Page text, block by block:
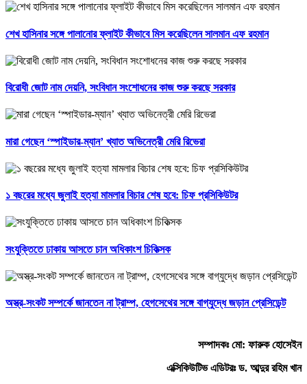
শেখ হাসিনার সঙ্গে পালানোর ফ্লাইট কীভাবে মিস করেছিলেন সালমান এফ রহমান
বিরোধী জোট নাম দেয়নি, সংবিধান সংশোধনের কাজ শুরু করছে সরকার
মারা গেছেন ‘স্পাইডার-ম্যান’ খ্যাত অভিনেত্রী মেরি রিভেরা
১ বছরের মধ্যে জুলাই হত্যা মামলার বিচার শেষ হবে: চিফ প্রসিকিউটর
সংযুক্তিতে ঢাকায় আসতে চান অধিকাংশ চিকিত্সক
অস্ত্র-সংকট সম্পর্কে জানতেন না ট্রাম্প, হেগসেথের সঙ্গে বাগ্‌যুদ্ধে জড়ান প্রেসিডেন্ট
সম্পাদকঃ মো: ফারুক হোসেইন
এক্সিকিউটিভ এডিটরঃ ড. আব্দুর রহিম খান